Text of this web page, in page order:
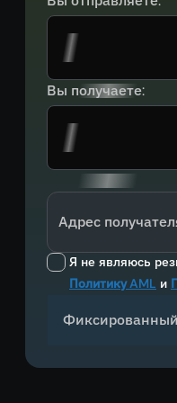
Вы получаете:
Адрес
Я не являюсь
Политику AML и
Фиксированный